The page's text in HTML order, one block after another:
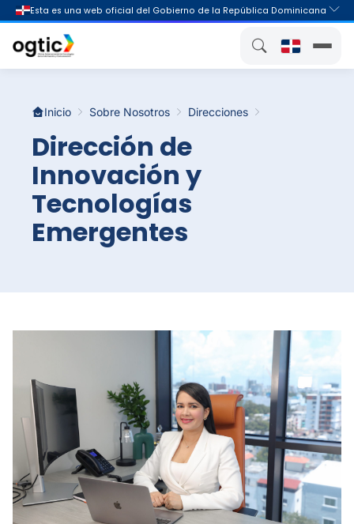
Inicio Sobre Nosotros Direcciones
Dirección de
Innovación y
Tecnologías
Emergentes